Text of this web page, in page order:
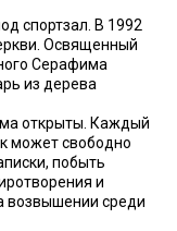
спортзал. В 1992
Освященный
Серафима
из дерева
открыты. Каждый
может свободно
побыть
и
возвышении среди